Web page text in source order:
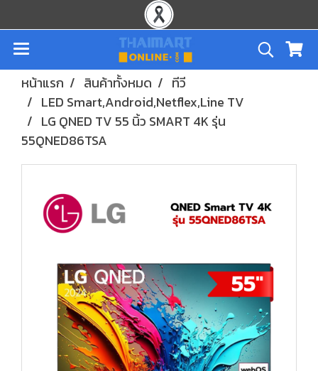
หน้าแรก สินค้าทั้งหมด
ทีวี
LED Smart,Android,Netflex,Line TV
LG QNED TV 55 นิ้ว SMART 4K รุ่น
55QNED86TSA